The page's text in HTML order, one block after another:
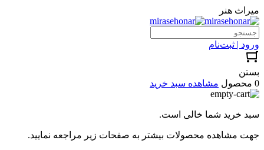
میراث هنر
ورود | ثبت‌نام
بستن
0 محصول
مشاهده سبد خرید
سبد خرید شما خالی است.
جهت مشاهده محصولات بیشتر به صفحات زیر مراجعه نمایید.